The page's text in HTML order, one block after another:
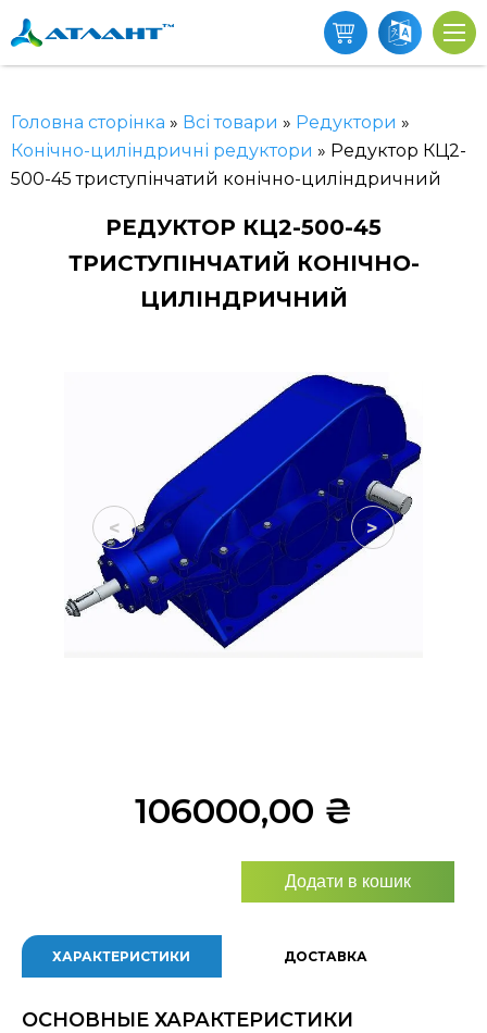
Головна сторінка » Всі товари » Редуктори »
Конічно-циліндричні редуктори » Редуктор КЦ2-
500-45 триступінчатий конічно-циліндричний
РЕДУКТОР КЦ2-500-45
ТРИСТУПІНЧАТИЙ КОНІЧНО-
ЦИЛІНДРИЧНИЙ
< >
106000,00 ₴
Додати в кошик
ХАРАКТЕРИСТИКИ ДОСТАВКА
ОСНОВНЫЕ ХАРАКТЕРИСТИКИ